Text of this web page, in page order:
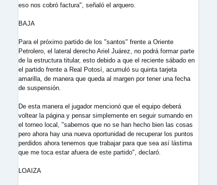
eso nos cobró factura", señaló el arquero.
BAJA
Para el próximo partido de los "santos" frente a Oriente
Petrolero, el lateral derecho Ariel Juárez, no podrá formar parte
de la estructura titular, esto debido a que el reciente sábado en
el partido frente a Real Potosí, acumuló su quinta tarjeta
amarilla, de manera que queda al margen por tener una fecha
de suspensión.
De esta manera el jugador mencionó que el equipo deberá
voltear la página y pensar simplemente en seguir sumando en
el torneo local, "sabemos que no se han hecho bien las cosas
pero ahora hay una nueva oportunidad de recuperar los puntos
perdidos ahora tenemos que trabajar para que sea así lástima
que me toca estar afuera de este partido", declaró.
LOAIZA